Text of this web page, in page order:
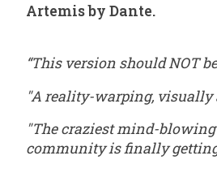
Artemis by Dante.
“This version should NOT
"A reality-warping,
"The craziest mind-blowing
community is finally